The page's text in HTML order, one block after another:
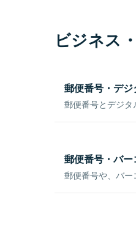
ビジネス
郵便番号・デ
郵便番号とデジタ
郵便番号・バ
郵便番号や、バー